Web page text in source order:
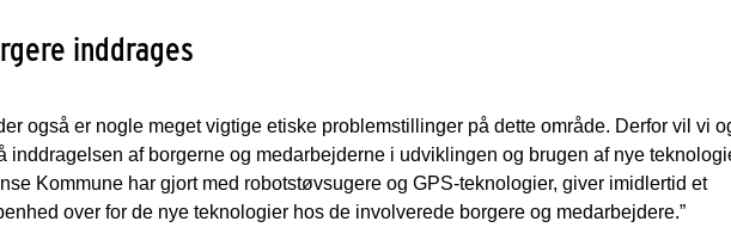
inddrages
også er nogle meget vigtige etiske problemstillinger på dette område. Derfor vil vi
af borgerne og medarbejderne i udviklingen og brugen af nye
Kommune har gjort med robotstøvsugere og GPS-teknologier, giver imidlertid et
over for de nye teknologier hos de involverede borgere og medarbejdere.”